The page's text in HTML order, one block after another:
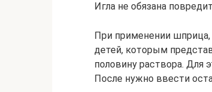
Игла не обязана
При применении
детей, которым
половину раствора. Для
После нужно ввести